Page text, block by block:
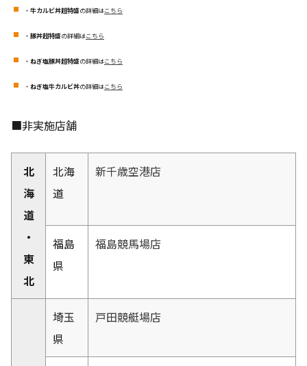
・ 牛カルビ丼超特盛の詳細はこちら
・ 豚丼超特盛の詳細はこちら
・ ねぎ塩豚丼超特盛の詳細はこちら
・ ねぎ塩牛カルビ丼の詳細はこちら
■非実施店舗
北
海
道
・
東
北
北海
道
新千歳空港店
福島
県
福島競馬場店
埼玉
県
戸田競艇場店